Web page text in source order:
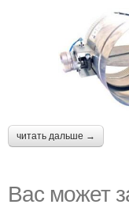
читать дальше →
Вас может